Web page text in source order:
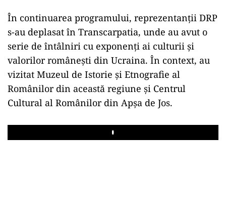
În continuarea programului, reprezentanții DRP
s-au deplasat în Transcarpatia, unde au avut o
serie de întâlniri cu exponenți ai culturii și
valorilor românești din Ucraina. În context, au
vizitat Muzeul de Istorie și Etnografie al
Românilor din această regiune și Centrul
Cultural al Românilor din Apșa de Jos.
Play